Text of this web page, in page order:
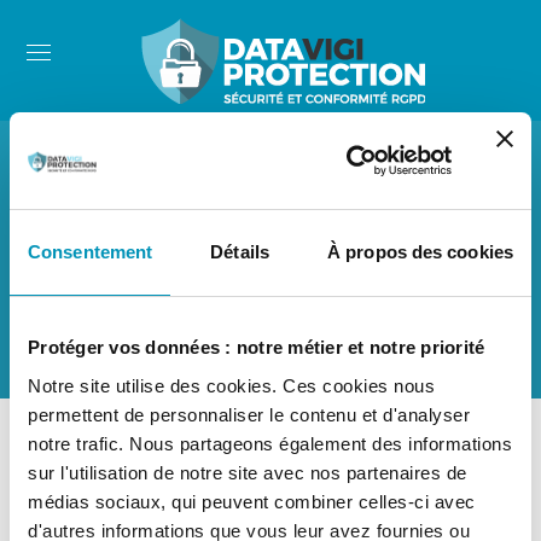
Consentement Détails À propos des cookies
Protéger vos données : notre métier et notre priorité
Notre site utilise des cookies. Ces cookies nous
permettent de personnaliser le contenu et d'analyser
notre trafic. Nous partageons également des informations
sur l'utilisation de notre site avec nos partenaires de
médias sociaux, qui peuvent combiner celles-ci avec
d'autres informations que vous leur avez fournies ou
Archive
Tag :Test